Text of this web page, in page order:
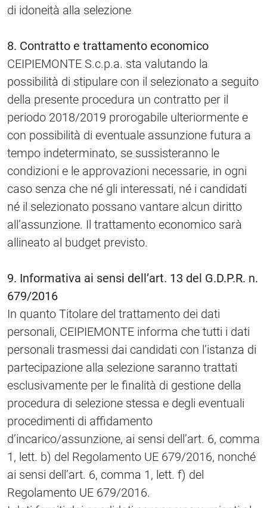
di idoneità alla selezione
8. Contratto e trattamento economico
CEIPIEMONTE S.c.p.a. sta valutando la
possibilità di stipulare con il selezionato a seguito
della presente procedura un contratto per il
periodo 2018/2019 prorogabile ulteriormente e
con possibilità di eventuale assunzione futura a
tempo indeterminato, se sussisteranno le
condizioni e le approvazioni necessarie, in ogni
caso senza che né gli interessati, né i candidati
né il selezionato possano vantare alcun diritto
all’assunzione. Il trattamento economico sarà
allineato al budget previsto.
9. Informativa ai sensi dell’art. 13 del G.D.P.R. n.
679/2016
In quanto Titolare del trattamento dei dati
personali, CEIPIEMONTE informa che tutti i dati
personali trasmessi dai candidati con l’istanza di
partecipazione alla selezione saranno trattati
esclusivamente per le finalità di gestione della
procedura di selezione stessa e degli eventuali
procedimenti di affidamento
d’incarico/assunzione, ai sensi dell’art. 6, comma
1, lett. b) del Regolamento UE 679/2016, nonché
ai sensi dell’art. 6, comma 1, lett. f) del
Regolamento UE 679/2016.